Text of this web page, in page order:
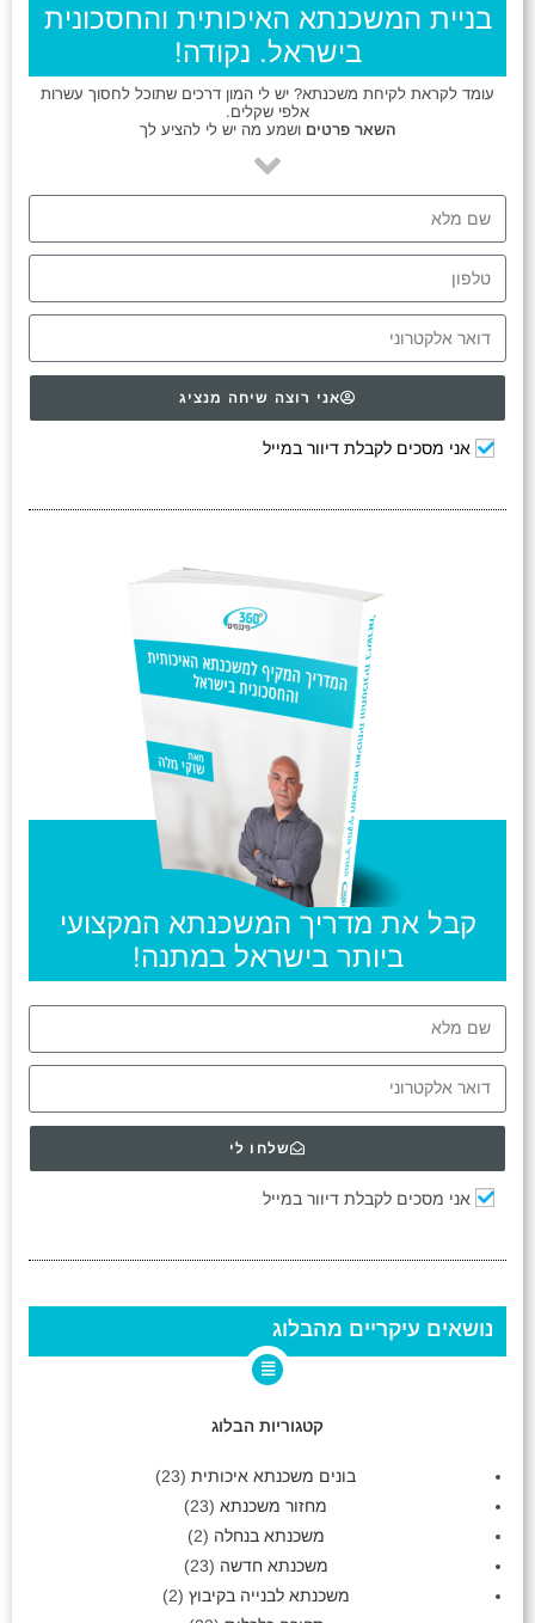
בניית המשכנתא האיכותית והחסכונית
בישראל. נקודה!
עומד לקראת לקיחת משכנתא? יש לי המון דרכים שתוכל לחסוך עשרות
אלפי שקלים.
השאר פרטים ושמע מה יש לי להציע לך
אני מסכים לקבלת דיוור במייל
אני רוצה שיחה מנציג
קבל את מדריך המשכנתא המקצועי
ביותר בישראל במתנה!
אני מסכים לקבלת דיוור במייל
שלחו לי
נושאים עיקריים מהבלוג
קטגוריות הבלוג
בונים משכנתא איכותית (23)
מחזור משכנתא (23)
משכנתא בנחלה (2)
משכנתא חדשה (23)
משכנתא לבנייה בקיבוץ (2)